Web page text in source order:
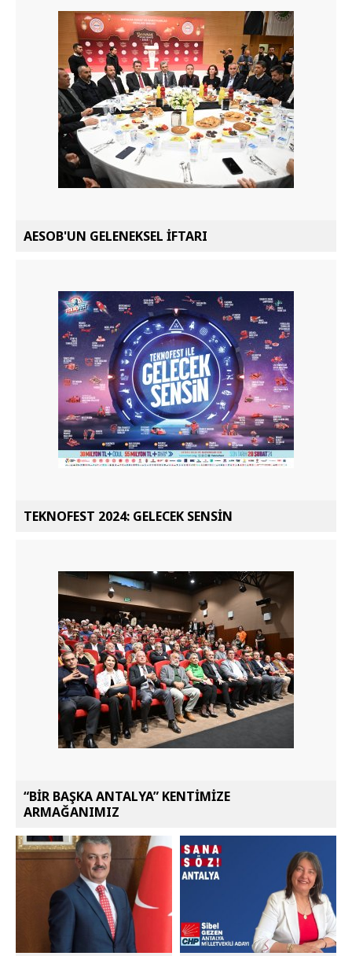
AESOB'UN GELENEKSEL İFTARI
TEKNOFEST 2024: GELECEK SENSİN
“BİR BAŞKA ANTALYA” KENTİMİZE
ARMAĞANIMIZ